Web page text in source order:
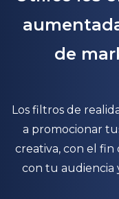
filtro
de objetos
publicar
marca y
Nuestro equipo
3D está a su
de
Los filtros de
a promocionar
creativa, con el fin
con tu audiencia